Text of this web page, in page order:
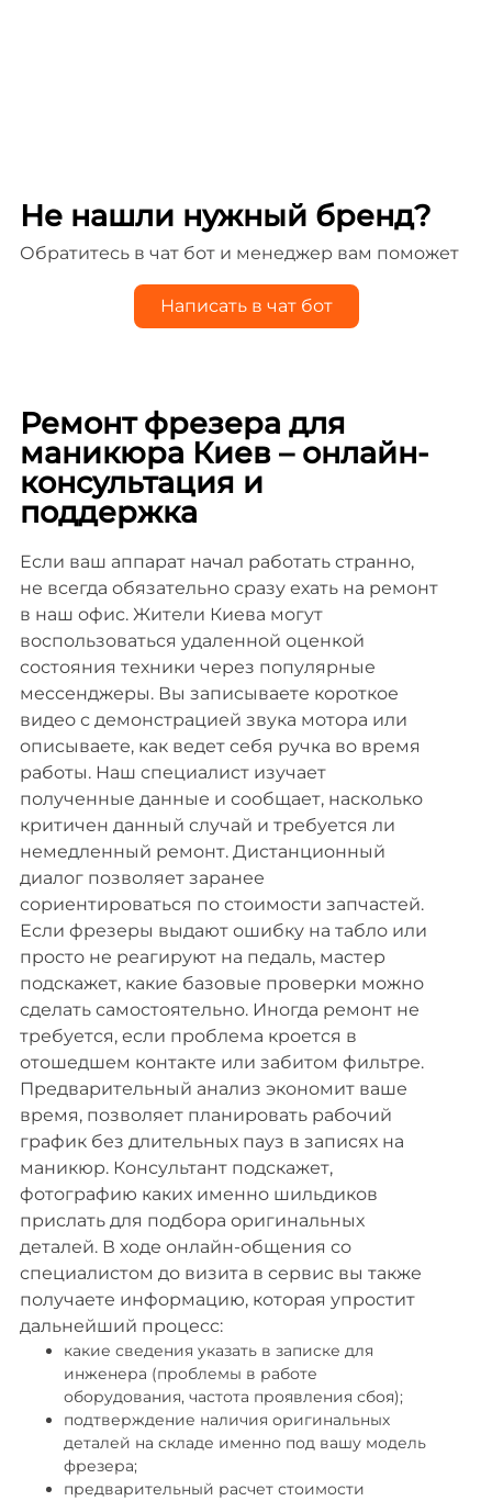
Не нашли нужный бренд?
Обратитесь в чат бот и менеджер вам поможет
Написать в чат бот
Ремонт фрезера для
маникюра Киев – онлайн-
консультация и
поддержка
Если ваш аппарат начал работать странно,
не всегда обязательно сразу ехать на ремонт
в наш офис. Жители Киева могут
воспользоваться удаленной оценкой
состояния техники через популярные
мессенджеры. Вы записываете короткое
видео с демонстрацией звука мотора или
описываете, как ведет себя ручка во время
работы. Наш специалист изучает
полученные данные и сообщает, насколько
критичен данный случай и требуется ли
немедленный ремонт. Дистанционный
диалог позволяет заранее
сориентироваться по стоимости запчастей.
Если фрезеры выдают ошибку на табло или
просто не реагируют на педаль, мастер
подскажет, какие базовые проверки можно
сделать самостоятельно. Иногда ремонт не
требуется, если проблема кроется в
отошедшем контакте или забитом фильтре.
Предварительный анализ экономит ваше
время, позволяет планировать рабочий
график без длительных пауз в записях на
маникюр. Консультант подскажет,
фотографию каких именно шильдиков
прислать для подбора оригинальных
деталей. В ходе онлайн-общения со
специалистом до визита в сервис вы также
получаете информацию, которая упростит
дальнейший процесс:
какие сведения указать в записке для
инженера (проблемы в работе
оборудования, частота проявления сбоя);
подтверждение наличия оригинальных
деталей на складе именно под вашу модель
фрезера;
предварительный расчет стоимости